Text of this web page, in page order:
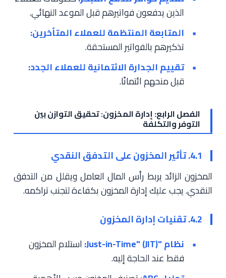
الذين يدفعون فواتيرهم قبل الموعد النهائي.
المتابعة المنتظمة للعملاء المتأخرين:
تذكيرهم بالفواتير المستحقة.
تقييم الجدارة الائتمانية للعملاء الجدد:
قبل منحهم ائتمانًا.
الفصل الرابع: إدارة المخزون: تحقيق التوازن بين
التوفر والتكلفة
4.1. تأثير المخزون على التدفق النقدي
المخزون الزائد يربط رأس المال العامل ويقلل من التدفق
النقدي. يجب عليك إدارة المخزون بكفاءة لتجنب تراكمه.
4.2. تقنيات إدارة المخزون
نظام "Just-in-Time" (JIT):
استلام المخزون
فقط عند الحاجة إليه.